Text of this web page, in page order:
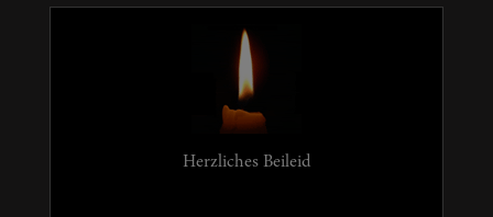
Herzliches Beileid